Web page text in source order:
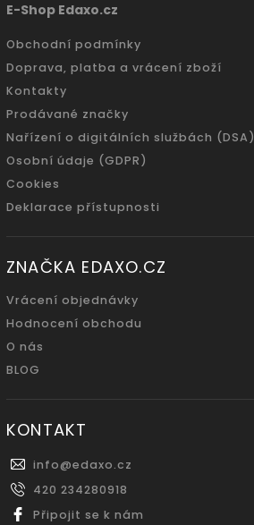
E-Shop Edaxo.cz
Obchodní podmínky
Doprava, platba a vrácení zboží
Kontakty
Prodávané značky
Nařízení o digitálních službách (DSA)
Osobní údaje (GDPR)
Cookies
Deklarace přístupnosti
ZNAČKA EDAXO.CZ
Vrácení objednávky
Hodnocení obchodu
O nás
BLOG
KONTAKT
info@edaxo.cz
420 234280918
Připojit se k nám